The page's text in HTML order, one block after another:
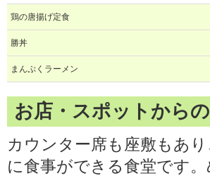
鶏の唐揚げ定食
勝丼
まんぷくラーメン
お店・スポットから
カウンター席も座敷もあ
に食事ができる食堂です